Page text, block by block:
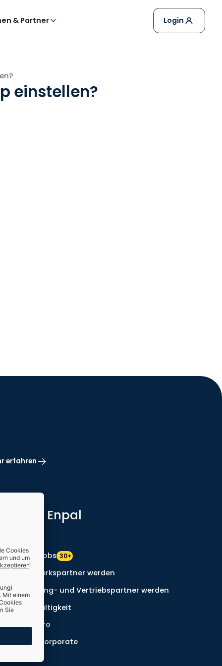
& Partner Login
einstellen?
erfahren
Über Enpal
Enpal Jobs 30+
Handwerkspartner werden
Marketing- und Vertriebspartner werden
Nachhaltigkeit
Enpal.pro
Enpal Corporate